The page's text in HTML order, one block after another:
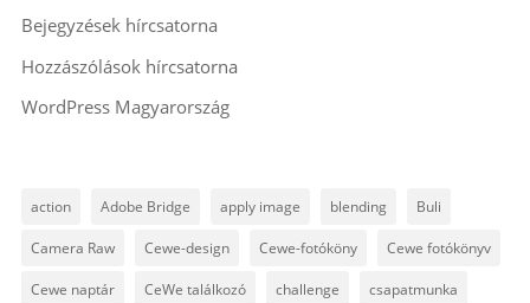
Bejegyzések hírcsatorna
Hozzászólások hírcsatorna
WordPress Magyarország
action Adobe Bridge apply image blending Buli
Camera Raw Cewe-design Cewe-fotóköny Cewe fotókönyv
Cewe naptár CeWe találkozó challenge csapatmunka